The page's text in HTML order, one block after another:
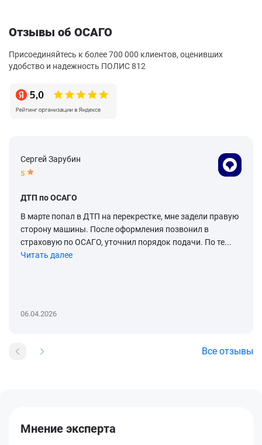
Отзывы об ОСАГО
Присоединяйтесь к более 700 000 клиентов, оценивших
удобство и надежность ПОЛИС 812
Сергей Зарубин
5
ДТП по ОСАГО
В марте попал в ДТП на перекрестке, мне задели правую
сторону машины. После оформления позвонил в
страховую по ОСАГО, уточнил порядок подачи. По те...
Читать далее
06.04.2026
Все отзывы
Мнение эксперта